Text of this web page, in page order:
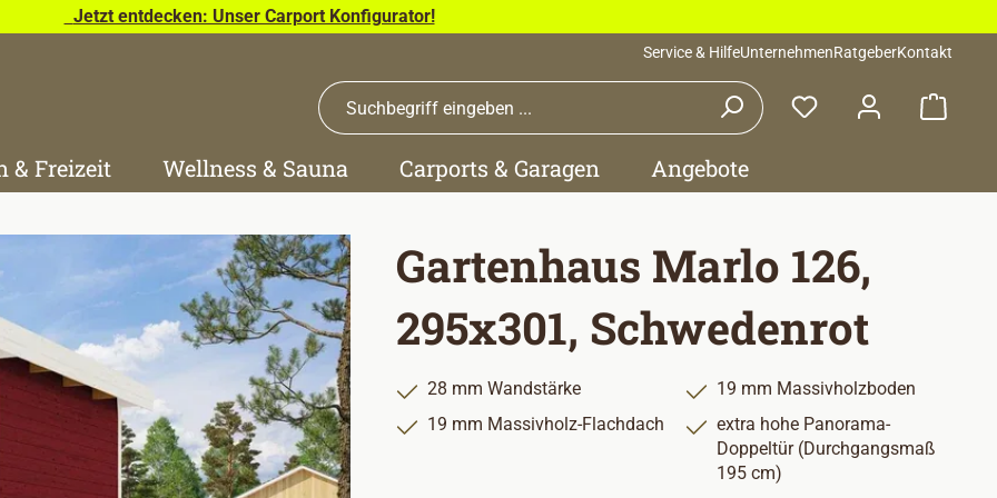
Jetzt entdecken: Unser Carport Konfigurator!
Service & HilfeUnternehmenRatgeberKontakt
& Freizeit Wellness & Sauna Carports & Garagen Angebote
Gartenhaus Marlo 126,
295x301, Schwedenrot
28 mm Wandstärke
19 mm Massivholzboden
19 mm Massivholz-Flachdach
extra hohe Panorama-
Doppeltür (Durchgangsmaß
195 cm)